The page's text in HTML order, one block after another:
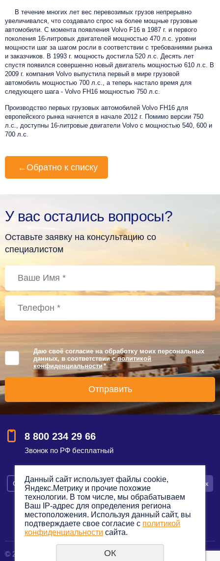
В течение многих лет вес перевозимых грузов непрерывно
увеличивался, что создавало спрос на более мощные грузовые
автомобили. С момента появления Volvo F16 в 1987 г. и первого
поколения 16-литровых двигателей мощностью 470 л.с. уровни
мощности шаг за шагом росли в соответствии с требованиями рынка
и заказчиков. В 1993 г. мощность достигла 520 л.с. Десять лет
спустя появился совершенно новый двигатель мощностью 610 л.с. В
2009 г. компания Volvo выпустила первый в мире грузовой
автомобиль мощностью 700 л.с., а теперь настало время для
следующего шага - Volvo FH16 мощностью 750 л.с.
Производство первых грузовых автомобилей Volvo FH16 для
европейского рынка начнется в начале 2012 г. Помимо версии 750
л.с., доступны 16-литровые двигатели Volvo с мощностью 540, 600 и
700 л.с.
← Обратно к списку
У вас остались вопросы?
Оставьте заявку на консультацию со
специалистом
Даю своё согласие на обработку моих персональных
данных, в соответствии сполитикой
конфиденциальности *
8 800 234 29 66
Звонок по РФ бесплатный
Смотреть на карте Оставить заявку Заказать звонок
Политика конфиденциальности
© 2012—2023. Все права защищены.
Данный сайт использует файлы cookie,
Яндекс.Метрику и прочие похожие
технологии. В том числе, мы обрабатываем
Ваш IP-адрес для определения региона
местоположения. Используя данный сайт, вы
подтверждаете свое согласие с политикой
конфиденциальности сайта.
ОК